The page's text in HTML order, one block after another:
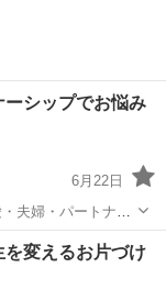
シップでお悩み
6月22日
、でもこのまま終
チ
を変えるお片づけ